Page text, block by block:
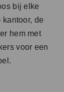
bij elke
de
hem met
voor een